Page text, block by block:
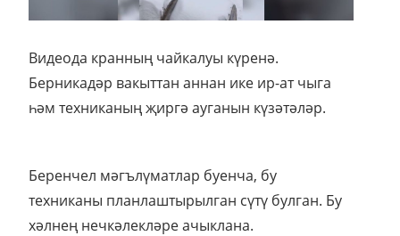
Видеода кранның чайкалуы күренә.
Берникадәр вакыттан аннан ике ир-ат чыга
һәм техниканың җиргә ауганын күзәтәләр.
Беренчел мәгълүматлар буенча, бу
техниканы планлаштырылган сүтү булган. Бу
хәлнең нечкәлекләре ачыклана.